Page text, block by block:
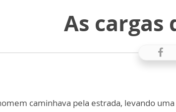
As cargas
caminhava pela estrada, levando